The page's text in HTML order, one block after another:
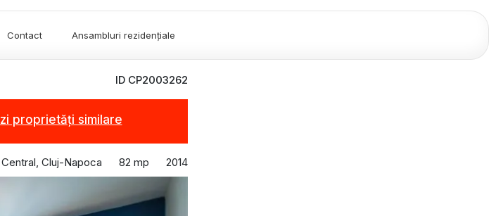
Contact Ansambluri rezidențiale
ID CP2003262
proprietăți similare
Central, Cluj-Napoca 82 mp 2014